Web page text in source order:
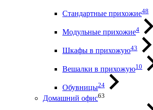
Стандартные прихожие48
Модульные прихожие4
Шкафы в прихожую43
Вешалки в прихожую10
Обувницы24
Домашний офис63